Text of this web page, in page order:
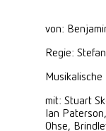
von:
Regie:
mit: Stuart
Ian
Ohse,